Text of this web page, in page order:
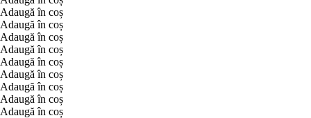
Adaugă în coș
Adaugă în coș
Adaugă în coș
Adaugă în coș
Adaugă în coș
Adaugă în coș
Adaugă în coș
Adaugă în coș
Adaugă în coș